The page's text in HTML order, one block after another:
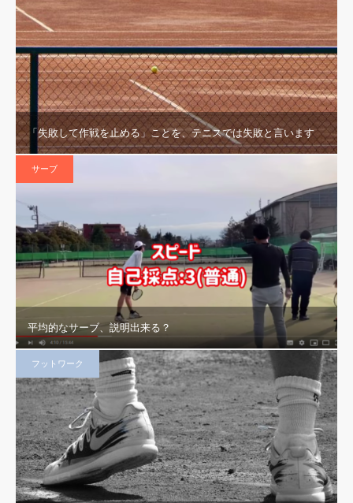
「失敗して作戦を止める」ことを、テニスでは失敗と言います
サーブ
平均的なサーブ、説明出来る？
フットワーク